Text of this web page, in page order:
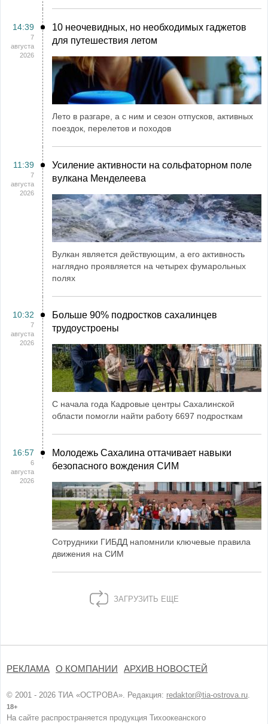
14:39
7
августа
2026
10 неочевидных, но необходимых гаджетов
для путешествия летом
Лето в разгаре, а с ним и сезон отпусков, активных
поездок, перелетов и походов
11:39
7
августа
2026
Усиление активности на сольфаторном поле
вулкана Менделеева
Вулкан является действующим, а его активность
наглядно проявляется на четырех фумарольных
полях
10:32
7
августа
2026
Больше 90% подростков сахалинцев
трудоустроены
С начала года Кадровые центры Сахалинской
области помогли найти работу 6697 подросткам
16:57
6
августа
2026
Молодежь Сахалина оттачивает навыки
безопасного вождения СИМ
Сотрудники ГИБДД напомнили ключевые правила
движения на СИМ
ЗАГРУЗИТЬ ЕЩЕ
РЕКЛАМА О КОМПАНИИ АРХИВ НОВОСТЕЙ
© 2001 - 2026 ТИА «ОСТРОВА». Редакция: redaktor@tia-ostrova.ru.
18+
На сайте распространяется продукция Тихоокеанского